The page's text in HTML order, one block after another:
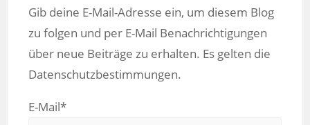
Gib deine E-Mail-Adresse ein, um diesem Blog
zu folgen und per E-Mail Benachrichtigungen
über neue Beiträge zu erhalten. Es gelten die
Datenschutzbestimmungen.
E-Mail*